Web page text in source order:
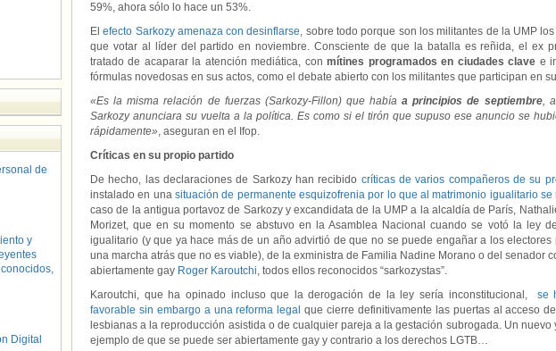
59%, ahora sólo lo hace un 53%.
Elefecto Sarkozy amenaza con desinflarse, sobre todo porque son los militantes de la UMP
que votar al líder del partido en noviembre. Consciente de que la batalla es reñida, el ex
tratado de acaparar la atención mediática, conmítines programados en ciudades clave e
fórmulas novedosas en sus actos, como el debate abierto con los militantes que participan en
«Es la misma relación de fuerzas (Sarkozy-Fillon) que habíaa principios de septiembre,
Sarkozy anunciara su vuelta a la política. Es como si el tirón que supuso ese anuncio se
rápidamente», aseguran en el Ifop.
Críticas en su propio partido
De hecho, las declaraciones de Sarkozy han recibido críticas de varios compañeros de su
instalado en una situación de permanente esquizofrenia por lo que al matrimonio igualitario se
caso de la antigua portavoz de Sarkozy y excandidata de la UMP a la alcaldía de París,
Morizet, que en su momento se abstuvo en la Asamblea Nacional cuando se votó la ley
igualitario (y que ya hace más de un año advirtió de que no se puede engañar a los electores
una marcha atrás que no es viable), de la exministra de Familia Nadine Morano o del senador
abiertamente gay Roger Karoutchi, todos ellos reconocidos “sarkozystas”.
Karoutchi, que ha opinado incluso que la derogación de la ley sería inconstitucional, se
favorable sin embargo a una reforma legal que cierre definitivamente las puertas al acceso
lesbianas a la reproducción asistida o de cualquier pareja a la gestación subrogada. Un nuevo
ejemplo de que se puede ser abiertamente gay y contrario a los derechos LGTB…
de
y
Digital